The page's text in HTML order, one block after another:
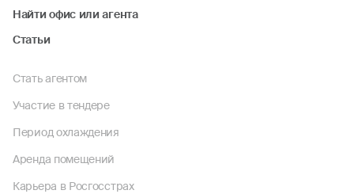
Найти офис или агента
Статьи
Стать агентом
Участие в тендере
Период охлаждения
Аренда помещений
Карьера в Росгосстрах